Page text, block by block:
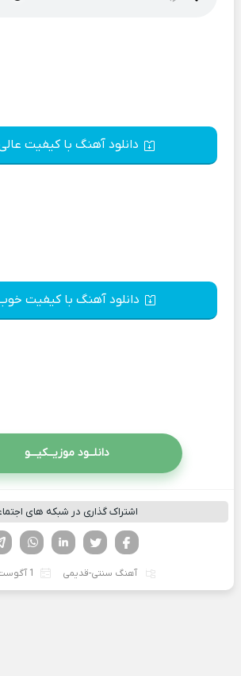
دانلود آهنگ با کیفیت عالی
دانلود آهنگ با کیفیت خوب
دانلــود موزیــکیـــو
اشتراک گذاری در شبکه های
تویتر
فیسوک
آهنگ سنتی-قدیمی 1 آگوست 2023